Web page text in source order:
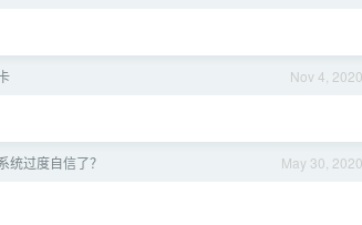
Nov 4, 2020
May 30, 2020
统过度自信了？